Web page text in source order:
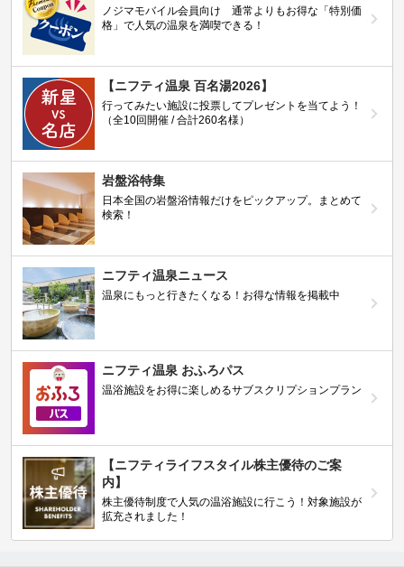
ノジマモバイル会員向け 通常よりもお得な「特別価
格」で人気の温泉を満喫できる！
【ニフティ温泉 百名湯2026】
行ってみたい施設に投票してプレゼントを当てよう！
（全10回開催 / 合計260名様）
岩盤浴特集
日本全国の岩盤浴情報だけをピックアップ。まとめて
検索！
ニフティ温泉ニュース
温泉にもっと行きたくなる！お得な情報を掲載中
ニフティ温泉 おふろパス
温浴施設をお得に楽しめるサブスクリプションプラン
【ニフティライフスタイル株主優待のご案
内】
株主優待制度で人気の温浴施設に行こう！対象施設が
拡充されました！